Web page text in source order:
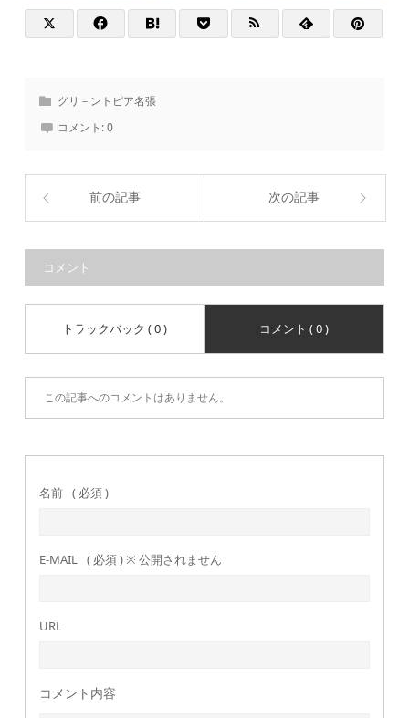
グリ－ントピア名張
コメント:0
前の記事 次の記事
コメント
トラックバック ( 0 ) コメント ( 0 )
この記事へのコメントはありません。
名前 ( 必須 )
E-MAIL ( 必須 ) ※ 公開されません
URL
コメント内容